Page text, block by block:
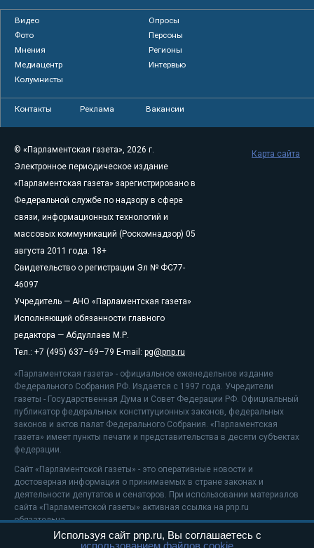
Видео
Опросы
Фото
Персоны
Мнения
Регионы
Медиацентр
Интервью
Колумнисты
Контакты Реклама Вакансии
© «Парламентская газета», 2026 г.
Электронное периодическое издание
«Парламентская газета» зарегистрировано в
Федеральной службе по надзору в сфере
связи, информационных технологий и
массовых коммуникаций (Роскомнадзор) 05
августа 2011 года. 18+
Свидетельство о регистрации Эл № ФС77-
46097
Учредитель — АНО «Парламентская газета»
Исполняющий обязанности главного
редактора — Абдуллаев М.Р.
Тел.: +7 (495) 637–69–79 E-mail: pg@pnp.ru
«Парламентская газета» - официальное еженедельное издание
Федерального Собрания РФ. Издается с 1997 года. Учредители
газеты - Государственная Дума и Совет Федерации РФ. Официальный
публикатор федеральных конституционных законов, федеральных
законов и актов палат Федерального Собрания. «Парламентская
газета» имеет пункты печати и представительства в десяти субъектах
федерации.
Сайт «Парламентской газеты» - это оперативные новости и
достоверная информация о принимаемых в стране законах и
деятельности депутатов и сенаторов. При использовании материалов
сайта «Парламентской газеты» активная ссылка на pnp.ru
обязательна.
На информационном ресурсе применяютсярекомендательные
Карта сайта
Используя сайт pnp.ru, Вы соглашаетесь с
использованием файлов cookie